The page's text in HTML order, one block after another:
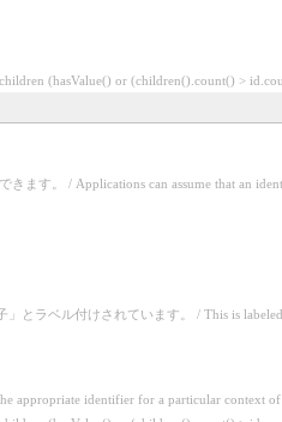
(hasValue() or (children().count() >
す。 / Applications can assume that an
ラベル付けされています。 / This is
identifier for a particular context of